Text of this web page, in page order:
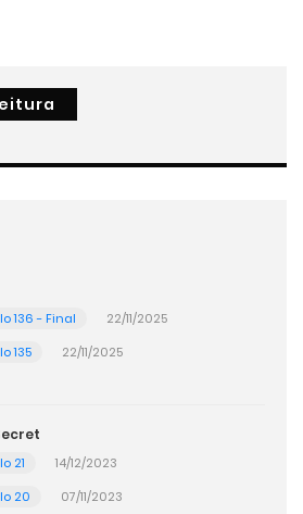
136 - Final
22/11/2025
135
22/11/2025
21
14/12/2023
20
07/11/2023